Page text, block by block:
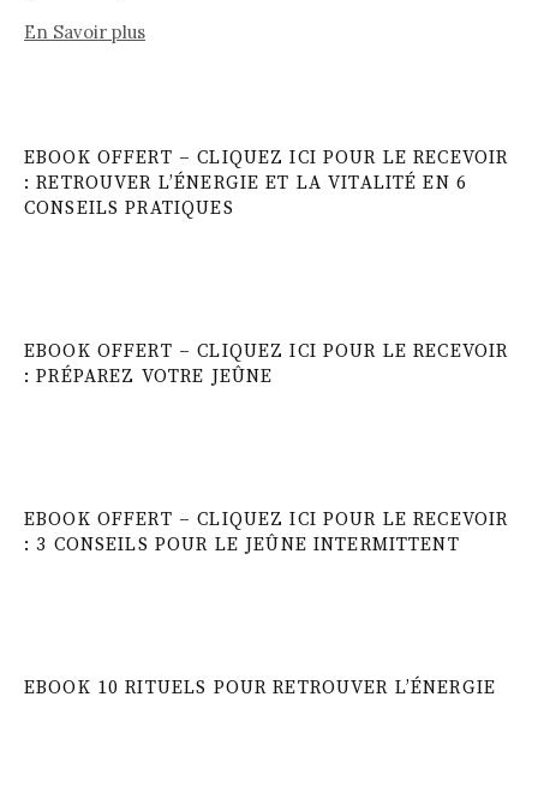
En Savoir plus
EBOOK OFFERT – CLIQUEZ ICI POUR LE RECEVOIR
: RETROUVER L’ÉNERGIE ET LA VITALITÉ EN 6
CONSEILS PRATIQUES
EBOOK OFFERT – CLIQUEZ ICI POUR LE RECEVOIR
: PRÉPAREZ VOTRE JEÛNE
EBOOK OFFERT – CLIQUEZ ICI POUR LE RECEVOIR
: 3 CONSEILS POUR LE JEÛNE INTERMITTENT
EBOOK 10 RITUELS POUR RETROUVER L’ÉNERGIE